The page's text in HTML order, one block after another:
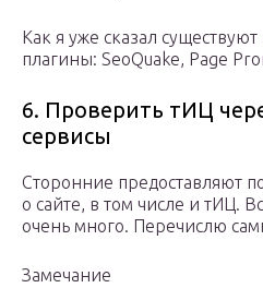
Как я уже сказал
плагины: SeoQuake, Page
6. Проверить тИЦ
сервисы
Сторонние предоставляют
о сайте, в том числе и тИЦ.
очень много. Перечислю
Замечание